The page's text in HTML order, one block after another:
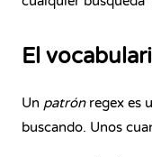
El
Un patrónregex es
buscando. Unos